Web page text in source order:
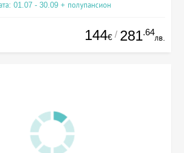
01.07 - 30.09 + полупансион
144€ / 281.64
лв.